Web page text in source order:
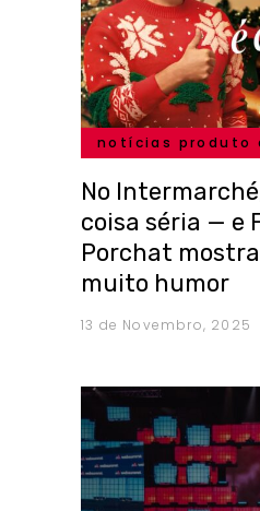
notícias produto
No
coisa séria — e
Porchat
muito humor
13 de Novembro, 2025